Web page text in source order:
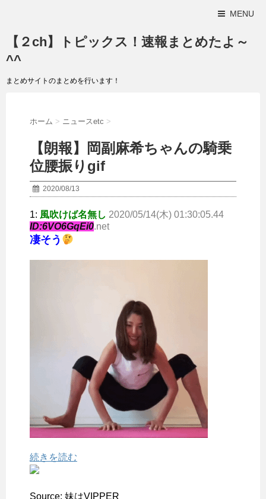
MENU
【２ch】トピックス！速報まとめたよ～
^^
まとめサイトのまとめを行います！
ホーム > ニュースetc >
【朗報】岡副麻希ちゃんの騎乗
位腰振りgif
2020/08/13
1: 風吹けば名無し 2020/05/14(木) 01:30:05.44
ID:6VO6GqEi0.net
凄そう
続きを読む
Source: 妹はVIPPER